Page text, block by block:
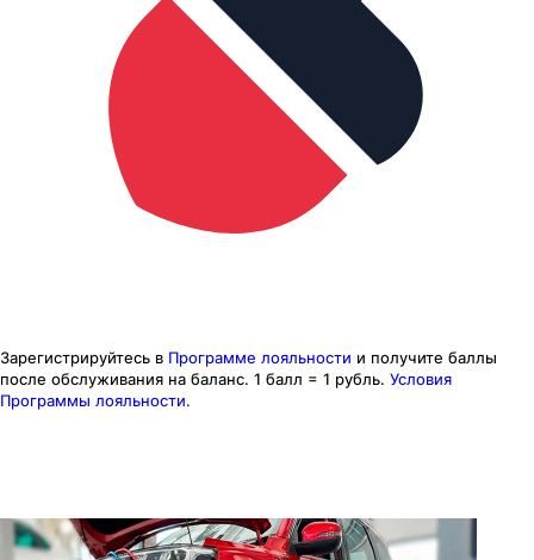
Зарегистрируйтесь в Программе лояльности и получите баллы
после обслуживания на баланс. 1 балл = 1 рубль. Условия
Программы лояльности.